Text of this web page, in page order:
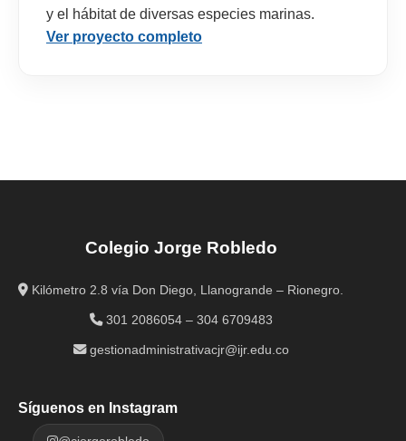
y el hábitat de diversas especies marinas.
Ver proyecto completo
Colegio Jorge Robledo
Kilómetro 2.8 vía Don Diego, Llanogrande – Rionegro.
301 2086054 – 304 6709483
gestionadministrativacjr@ijr.edu.co
Síguenos en Instagram